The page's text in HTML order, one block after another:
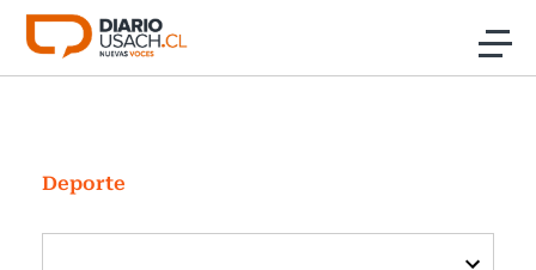
Click acá para ir directamente al contenido
Investigación
Cultura
Deporte